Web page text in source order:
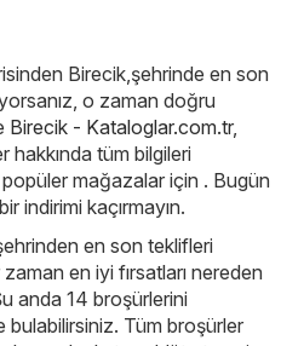
Birecik,şehrinde en son
o zaman doğru
Birecik - Kataloglar.com.tr,
hakkında tüm bilgileri
mağazalar için . Bugün
indirimi kaçırmayın.
en son teklifleri
en iyi fırsatları nereden
anda 14 broşürlerini
bulabilirsiniz. Tüm broşürler